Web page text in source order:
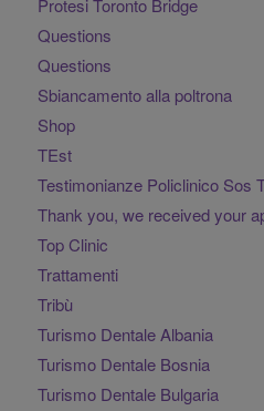
Protesi Toronto Bridge
Questions
Questions
Sbiancamento alla poltrona
Shop
TEst
Testimonianze Policlinico Sos
Thank you, we received your
Top Clinic
Trattamenti
Tribù
Turismo Dentale Albania
Turismo Dentale Bosnia
Turismo Dentale Bulgaria